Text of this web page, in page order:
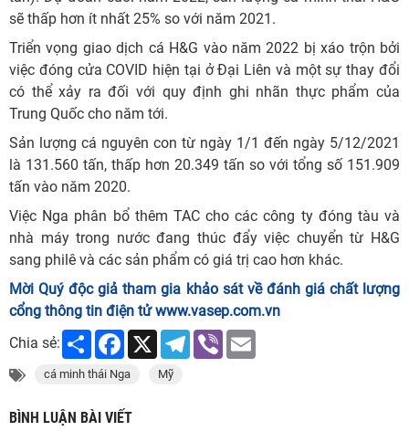
sẽ thấp hơn ít nhất 25% so với năm 2021.
Triển vọng giao dịch cá H&G vào năm 2022 bị xáo trộn bởi
việc đóng cửa COVID hiện tại ở Đại Liên và một sự thay đổi
có thể xảy ra đối với quy định ghi nhãn thực phẩm của
Trung Quốc cho năm tới.
Sản lượng cá nguyên con từ ngày 1/1 đến ngày 5/12/2021
là 131.560 tấn, thấp hơn 20.349 tấn so với tổng số 151.909
tấn vào năm 2020.
Việc Nga phân bổ thêm TAC cho các công ty đóng tàu và
nhà máy trong nước đang thúc đẩy việc chuyển từ H&G
sang philê và các sản phẩm có giá trị cao hơn khác.
Mời Quý độc giả tham gia khảo sát về đánh giá chất lượng
cổng thông tin điện tử www.vasep.com.vn
Chia sẻ:
Share Facebook
X Telegram
Viber
cá minh thái Nga Mỹ
BÌNH LUẬN BÀI VIẾT